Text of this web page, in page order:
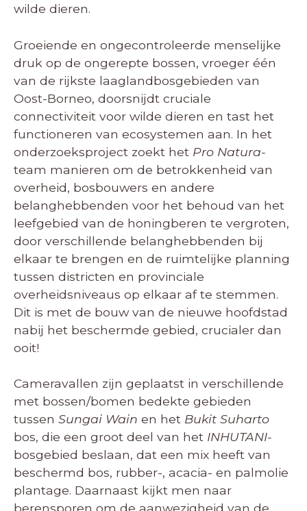
wilde dieren.
Groeiende en ongecontroleerde menselijke
druk op de ongerepte bossen, vroeger één
van de rijkste laaglandbosgebieden van
Oost-Borneo, doorsnijdt cruciale
connectiviteit voor wilde dieren en tast het
functioneren van ecosystemen aan. In het
onderzoeksproject zoekt het Pro Natura-
team manieren om de betrokkenheid van
overheid, bosbouwers en andere
belanghebbenden voor het behoud van het
leefgebied van de honingberen te vergroten,
door verschillende belanghebbenden bij
elkaar te brengen en de ruimtelijke planning
tussen districten en provinciale
overheidsniveaus op elkaar af te stemmen.
Dit is met de bouw van de nieuwe hoofdstad
nabij het beschermde gebied, crucialer dan
ooit!
Cameravallen zijn geplaatst in verschillende
met bossen/bomen bedekte gebieden
tussen Sungai Wain en het Bukit Suharto
bos, die een groot deel van het INHUTANI-
bosgebied beslaan, dat een mix heeft van
beschermd bos, rubber-, acacia- en palmolie
plantage. Daarnaast kijkt men naar
berensporen om de aanwezigheid van de